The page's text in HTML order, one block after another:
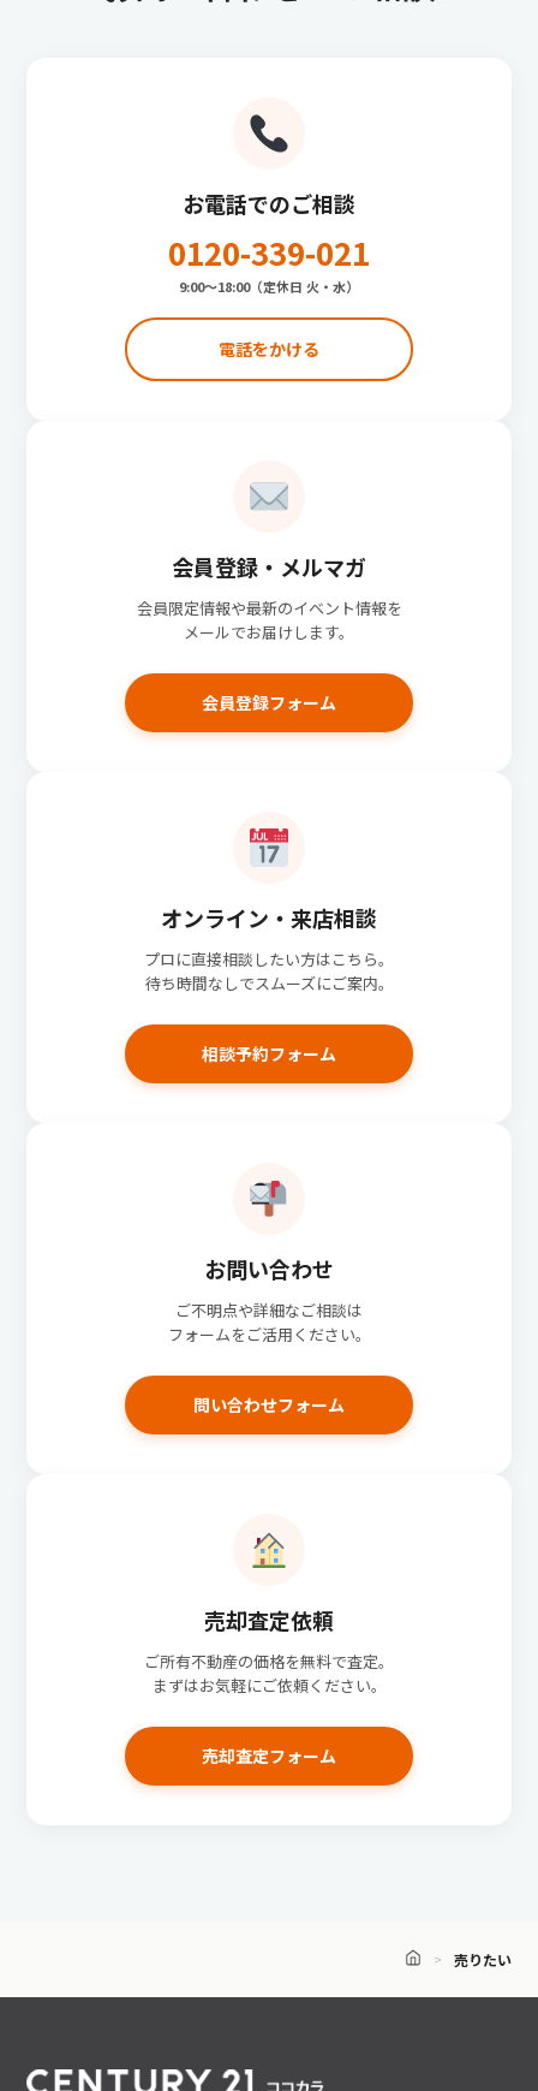
お電話でのご相談
0120-339-021
9:00〜18:00（定休日 火・水）
電話をかける
会員登録・メルマガ
会員限定情報や最新のイベント情報を
メールでお届けします。
会員登録フォーム
オンライン・来店相談
プロに直接相談したい方はこちら。
待ち時間なしでスムーズにご案内。
相談予約フォーム
お問い合わせ
ご不明点や詳細なご相談は
フォームをご活用ください。
問い合わせフォーム
売却査定依頼
ご所有不動産の価格を無料で査定。
まずはお気軽にご依頼ください。
売却査定フォーム
売りたい